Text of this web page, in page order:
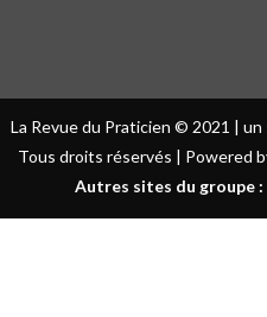
La Revue du Praticien © 2021 |
Tous droits réservés | Powered
Autres sites du groupe :